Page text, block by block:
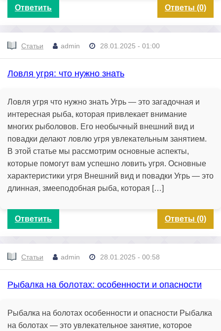
Ответить Ответы (0)
Статьи admin 28.01.2025 - 01:00
Ловля угря: что нужно знать
Ловля угря что нужно знать Угрь — это загадочная и
интересная рыба, которая привлекает внимание
многих рыболовов. Его необычный внешний вид и
повадки делают ловлю угря увлекательным занятием.
В этой статье мы рассмотрим основные аспекты,
которые помогут вам успешно ловить угря. Основные
характеристики угря Внешний вид и повадки Угрь — это
длинная, змееподобная рыба, которая […]
Ответить Ответы (0)
Статьи admin 28.01.2025 - 00:58
Рыбалка на болотах: особенности и опасности
Рыбалка на болотах особенности и опасности Рыбалка
на болотах — это увлекательное занятие, которое